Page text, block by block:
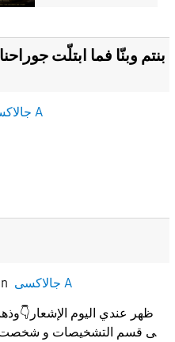
بنتم وبنّا فما ابتلّت
جالاكسى A
جالاكسى A
ى قسم التشخيصات و شخصت